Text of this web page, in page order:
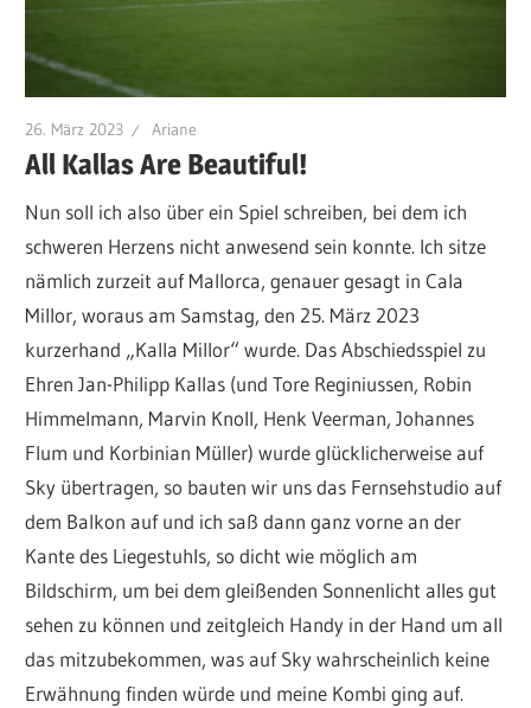
26. März 2023 Ariane
All Kallas Are Beautiful!
Nun soll ich also über ein Spiel schreiben, bei dem ich
schweren Herzens nicht anwesend sein konnte. Ich sitze
nämlich zurzeit auf Mallorca, genauer gesagt in Cala
Millor, woraus am Samstag, den 25. März 2023
kurzerhand „Kalla Millor“ wurde. Das Abschiedsspiel zu
Ehren Jan-Philipp Kallas (und Tore Reginiussen, Robin
Himmelmann, Marvin Knoll, Henk Veerman, Johannes
Flum und Korbinian Müller) wurde glücklicherweise auf
Sky übertragen, so bauten wir uns das Fernsehstudio auf
dem Balkon auf und ich saß dann ganz vorne an der
Kante des Liegestuhls, so dicht wie möglich am
Bildschirm, um bei dem gleißenden Sonnenlicht alles gut
sehen zu können und zeitgleich Handy in der Hand um all
das mitzubekommen, was auf Sky wahrscheinlich keine
Erwähnung finden würde und meine Kombi ging auf.